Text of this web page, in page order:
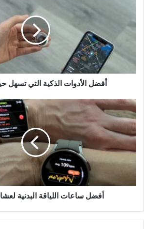
أفضل الأدوات الذكية التي تسهل
أفضل ساعات اللياقة البدنية